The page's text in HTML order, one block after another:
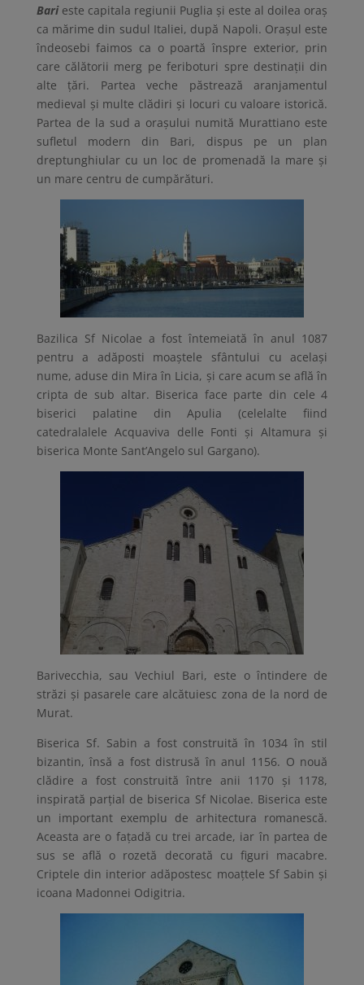
Bari este capitala regiunii Puglia și este al doilea oraș
ca mărime din sudul Italiei, după Napoli. Orașul este
îndeosebi faimos ca o poartă înspre exterior, prin
care călătorii merg pe feriboturi spre destinații din
alte țări. Partea veche păstrează aranjamentul
medieval și multe clădiri și locuri cu valoare istorică.
Partea de la sud a orașului numită Murattiano este
sufletul modern din Bari, dispus pe un plan
dreptunghiular cu un loc de promenadă la mare și
un mare centru de cumpărături.
Bazilica Sf Nicolae a fost întemeiată în anul 1087
pentru a adăposti moaștele sfântului cu același
nume, aduse din Mira în Licia, și care acum se află în
cripta de sub altar. Biserica face parte din cele 4
biserici palatine din Apulia (celelalte fiind
catedralalele Acquaviva delle Fonti și Altamura și
biserica Monte Sant’Angelo sul Gargano).
Barivecchia, sau Vechiul Bari, este o întindere de
străzi și pasarele care alcătuiesc zona de la nord de
Murat.
Biserica Sf. Sabin a fost construită în 1034 în stil
bizantin, însă a fost distrusă în anul 1156. O nouă
clădire a fost construită între anii 1170 și 1178,
inspirată parțial de biserica Sf Nicolae. Biserica este
un important exemplu de arhitectura romanescă.
Aceasta are o fațadă cu trei arcade, iar în partea de
sus se află o rozetă decorată cu figuri macabre.
Criptele din interior adăpostesc moațtele Sf Sabin și
icoana Madonnei Odigitria.